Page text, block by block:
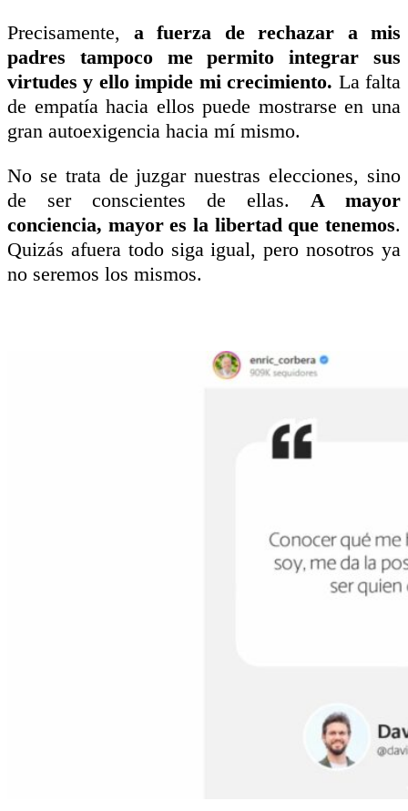
Precisamente, a fuerza de rechazar a mis
padres tampoco me permito integrar sus
virtudes y ello impide mi crecimiento. La falta
de empatía hacia ellos puede mostrarse en una
gran autoexigencia hacia mí mismo.
No se trata de juzgar nuestras elecciones, sino
de ser conscientes de ellas. A mayor
conciencia, mayor es la libertad que tenemos.
Quizás afuera todo siga igual, pero nosotros ya
no seremos los mismos.